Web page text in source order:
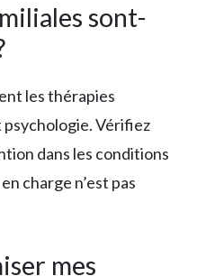
sont-
les thérapies
Vérifiez
dans les conditions
charge n’est pas
mes